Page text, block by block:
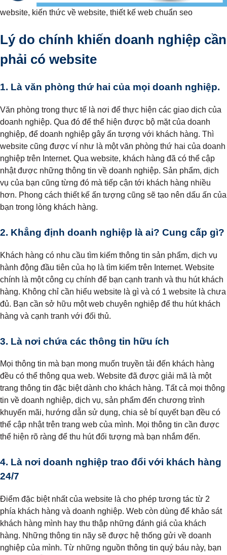
website, kiến thức về website, thiết kế web chuẩn seo
Lý do chính khiến doanh nghiệp cần
phải có website
1. Là văn phòng thứ hai của mọi doanh nghiệp.
Văn phòng trong thực tế là nơi để thực hiện các giao dịch của
doanh nghiệp. Qua đó để thể hiện được bộ mặt của doanh
nghiệp, để doanh nghiệp gây ấn tượng với khách hàng. Thì
website cũng được ví như là một văn phòng thứ hai của doanh
nghiệp trên Internet. Qua website, khách hàng đã có thể cập
nhật được những thông tin về doanh nghiệp. Sản phẩm, dịch
vụ của bạn cũng từng đó mà tiếp cận tới khách hàng nhiều
hơn. Phong cách thiết kế ấn tượng cũng sẽ tạo nên dấu ấn của
bạn trong lòng khách hàng.
2. Khẳng định doanh nghiệp là ai? Cung cấp gì?
Khách hàng có nhu cầu tìm kiếm thông tin sản phẩm, dịch vụ
hành động đầu tiên của họ là tìm kiếm trên Internet. Website
chính là một công cụ chính để bạn cạnh tranh và thu hút khách
hàng. Không chỉ cần hiểu website là gì và có 1 website là chưa
đủ. Bạn cần sở hữu một web chuyên nghiệp để thu hút khách
hàng và cạnh tranh với đối thủ.
3. Là nơi chứa các thông tin hữu ích
Mọi thông tin mà bạn mong muốn truyền tải đến khách hàng
đều có thể thông qua web. Website đã được giải mã là một
trang thông tin đặc biệt dành cho khách hàng. Tất cả mọi thông
tin về doanh nghiệp, dịch vụ, sản phẩm đến chương trình
khuyến mãi, hướng dẫn sử dụng, chia sẻ bí quyết bạn đều có
thể cập nhật trên trang web của mình. Mọi thông tin cần được
thể hiện rõ ràng để thu hút đối tượng mà bạn nhắm đến.
4. Là nơi doanh nghiệp trao đổi với khách hàng
24/7
Điểm đặc biệt nhất của website là cho phép tương tác từ 2
phía khách hàng và doanh nghiệp. Web còn dùng để khảo sát
khách hàng mình hay thu thập những đánh giá của khách
hàng. Những thông tin nãy sẽ được hệ thống gửi về doanh
nghiệp của mình. Từ những nguồn thông tin quý báu này, bạn